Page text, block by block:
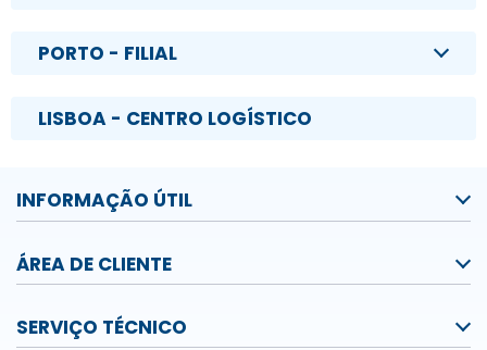
PORTO - FILIAL
LISBOA - CENTRO LOGÍSTICO
INFORMAÇÃO ÚTIL
ÁREA DE CLIENTE
SERVIÇO TÉCNICO